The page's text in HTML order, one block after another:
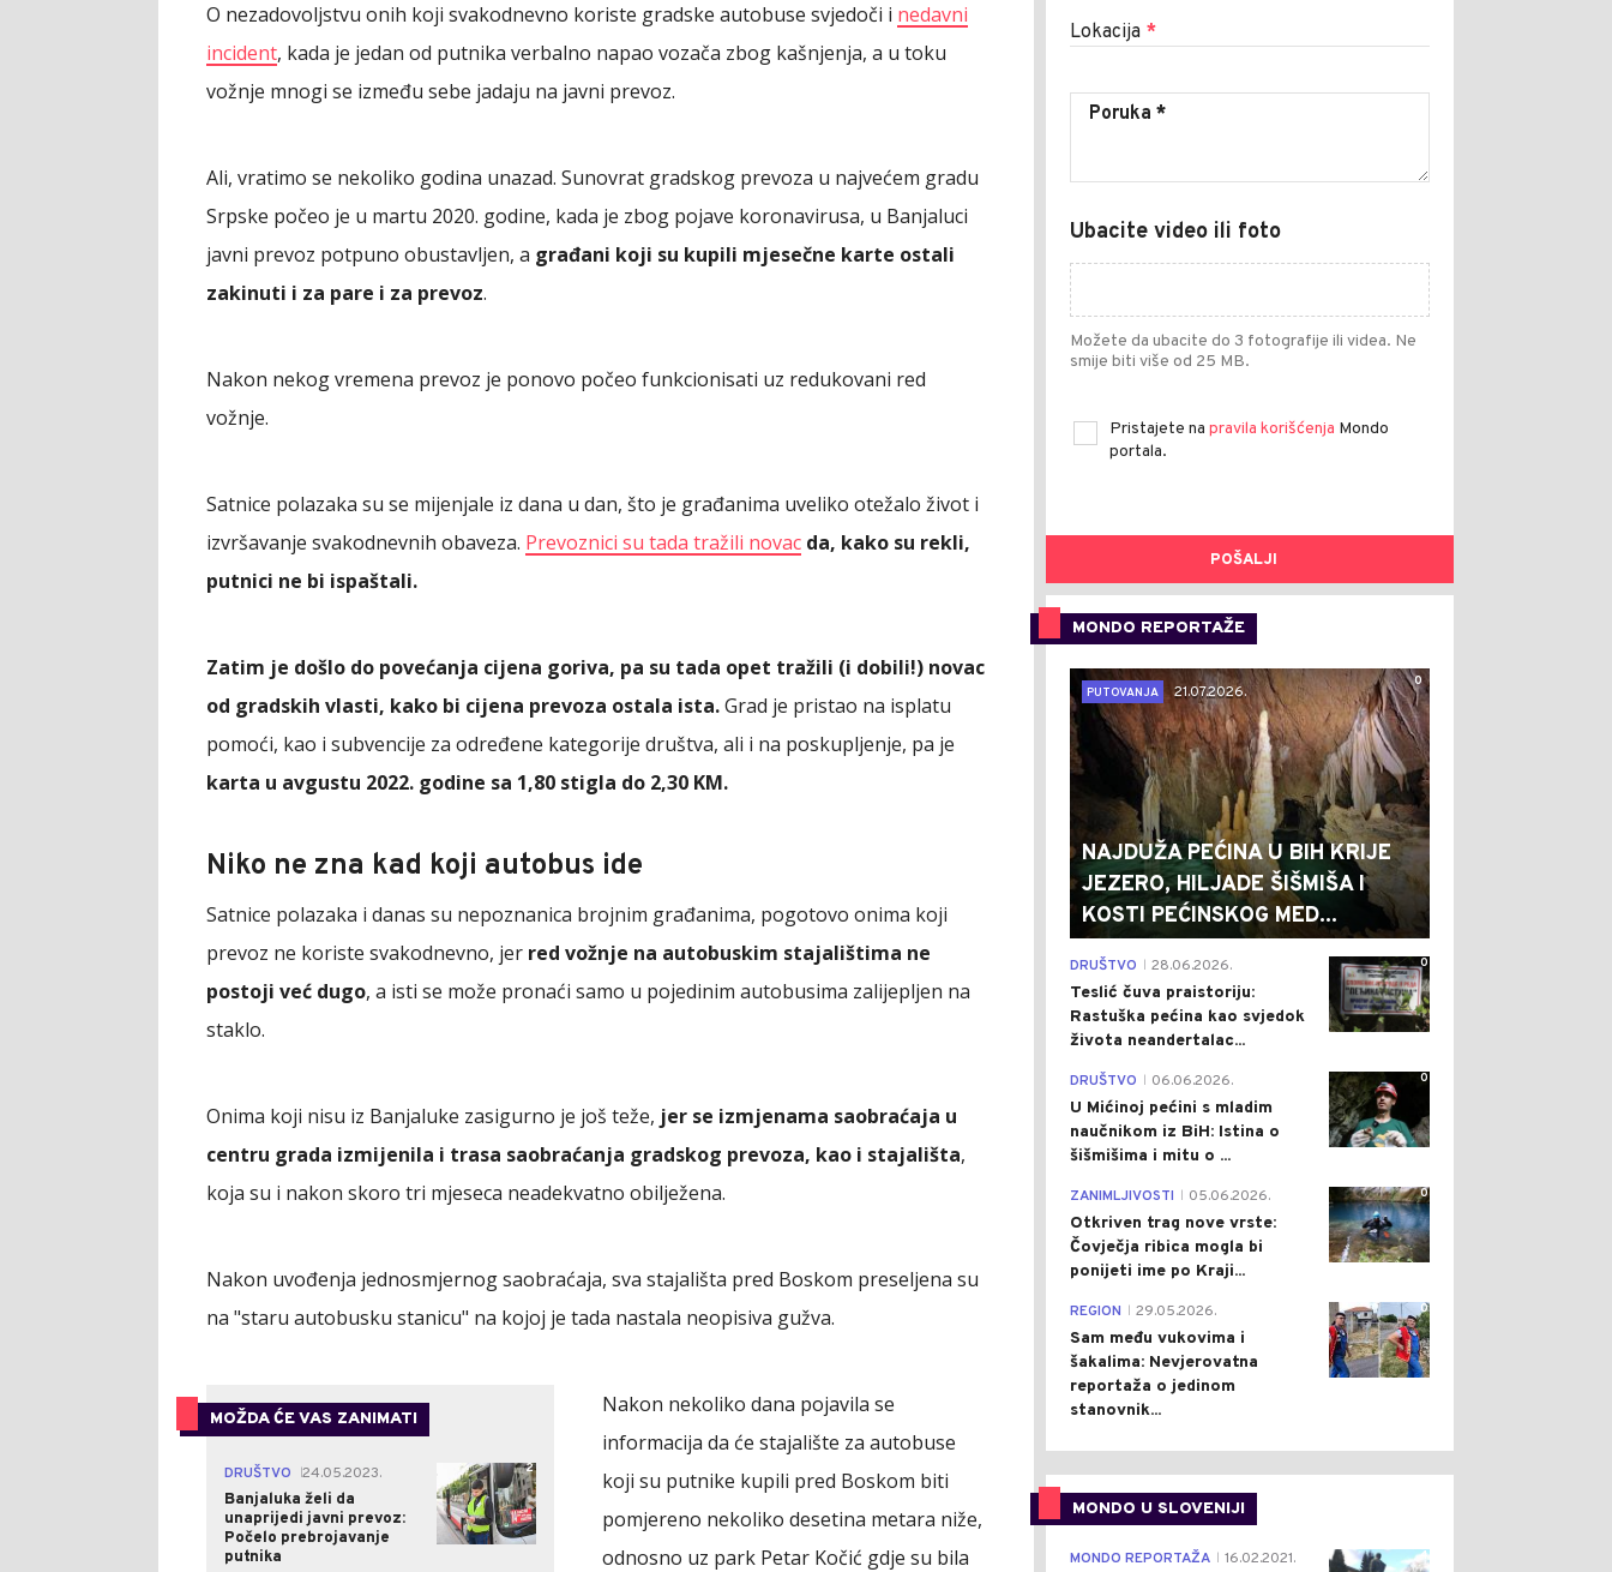
O nezadovoljstvu onih koji svakodnevno koriste gradske autobuse svjedoči i nedavni
incident, kada je jedan od putnika verbalno napao vozača zbog kašnjenja, a u toku
vožnje mnogi se između sebe jadaju na javni prevoz.
Ali, vratimo se nekoliko godina unazad. Sunovrat gradskog prevoza u najvećem gradu
Srpske počeo je u martu 2020. godine, kada je zbog pojave koronavirusa, u Banjaluci
javni prevoz potpuno obustavljen, a građani koji su kupili mjesečne karte ostali
zakinuti i za pare i za prevoz.
Nakon nekog vremena prevoz je ponovo počeo funkcionisati uz redukovani red
vožnje.
Satnice polazaka su se mijenjale iz dana u dan, što je građanima uveliko otežalo život i
izvršavanje svakodnevnih obaveza. Prevoznici su tada tražili novac da, kako su rekli,
putnici ne bi ispaštali.
Zatim je došlo do povećanja cijena goriva, pa su tada opet tražili (i dobili!) novac
od gradskih vlasti, kako bi cijena prevoza ostala ista.Grad je pristao na isplatu
pomoći, kao i subvencije za određene kategorije društva, ali i na poskupljenje, pa je
karta u avgustu 2022. godine sa 1,80 stigla do 2,30 KM.
Niko ne zna kad koji autobus ide
Satnice polazaka i danas su nepoznanica brojnim građanima, pogotovo onima koji
prevoz ne koriste svakodnevno, jer red vožnje na autobuskim stajalištima ne
postoji već dugo, a isti se može pronaći samo u pojedinim autobusima zalijepljen na
staklo.
Onima koji nisu iz Banjaluke zasigurno je još teže, jer se izmjenama saobraćaja u
centru grada izmijenila i trasa saobraćanja gradskog prevoza, kao i stajališta,
koja su i nakon skoro tri mjeseca neadekvatno obilježena.
Nakon uvođenja jednosmjernog saobraćaja, sva stajališta pred Boskom preseljena su
na "staru autobusku stanicu" na kojoj je tada nastala neopisiva gužva.
MOŽDA ĆE VAS ZANIMATI
DRUŠTVO
24.05.2023.
Banjaluka želi da
unaprijedi javni prevoz:
Počelo prebrojavanje
putnika
2
Nakon nekoliko dana pojavila se
informacija da će stajalište za autobuse
koji su putnike kupili pred Boskom biti
pomjereno nekoliko desetina metara niže,
odnosno uz park Petar Kočić gdje su bila
Lokacija *
Ubacite video ili foto
Možete da ubacite do 3 fotografije ili videa. Ne
smije biti više od 25 MB.
Pristajete na pravila korišćenja Mondo
portala.
POŠALJI
MONDO REPORTAŽE
0
PUTOVANJA
21.07.2026.
NAJDUŽA PEĆINA U BIH KRIJE
JEZERO, HILJADE ŠIŠMIŠA I
KOSTI PEĆINSKOG MED...
0
DRUŠTVO 28.06.2026.
Teslić čuva praistoriju:
Rastuška pećina kao svjedok
života neandertalac...
0
DRUŠTVO 06.06.2026.
U Mićinoj pećini s mladim
naučnikom iz BiH: Istina o
šišmišima i mitu o ...
0
ZANIMLJIVOSTI 05.06.2026.
Otkriven trag nove vrste:
Čovječja ribica mogla bi
ponijeti ime po Kraji...
0
REGION 29.05.2026.
Sam među vukovima i
šakalima: Nevjerovatna
reportaža o jedinom
stanovnik...
MONDO U SLOVENIJI
4
MONDO REPORTAŽA 16.02.2021.